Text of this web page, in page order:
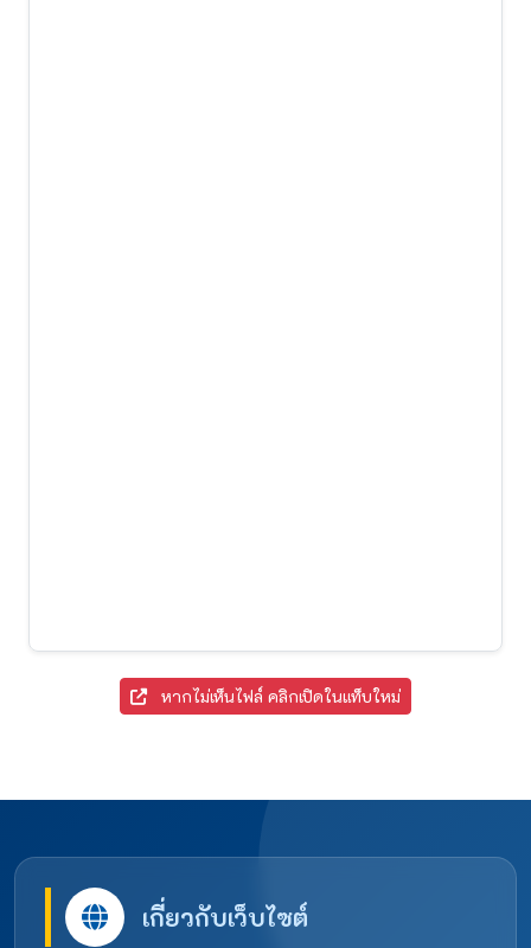
หากไม่เห็นไฟล์ คลิกเปิดในแท็บใหม่
เกี่ยวกับเว็บไซต์